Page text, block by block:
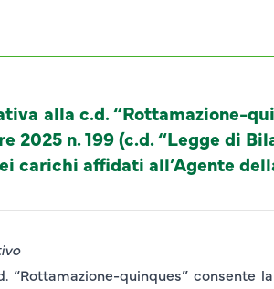
alla c.d. “Rottamazione-
2025 n. 199 (c.d. “Legge di
carichi affidati all’Agente
“Rottamazione-quinques”